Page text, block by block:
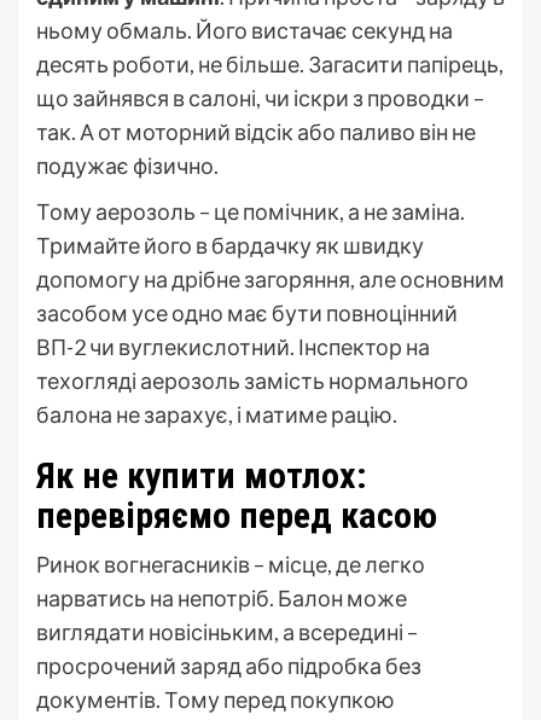
ньому обмаль. Його вистачає секунд на
десять роботи, не більше. Загасити папірець,
що зайнявся в салоні, чи іскри з проводки –
так. А от моторний відсік або паливо він не
подужає фізично.
Тому аерозоль – це помічник, а не заміна.
Тримайте його в бардачку як швидку
допомогу на дрібне загоряння, але основним
засобом усе одно має бути повноцінний
ВП-2 чи вуглекислотний. Інспектор на
техогляді аерозоль замість нормального
балона не зарахує, і матиме рацію.
Як не купити мотлох:
перевіряємо перед касою
Ринок вогнегасників – місце, де легко
нарватись на непотріб. Балон може
виглядати новісіньким, а всередині –
просрочений заряд або підробка без
документів. Тому перед покупкою